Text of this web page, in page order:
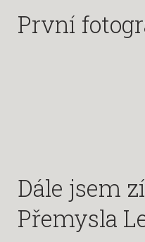
První
Dále jsem
Přemysla